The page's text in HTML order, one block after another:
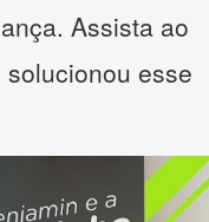
Assista ao
esse